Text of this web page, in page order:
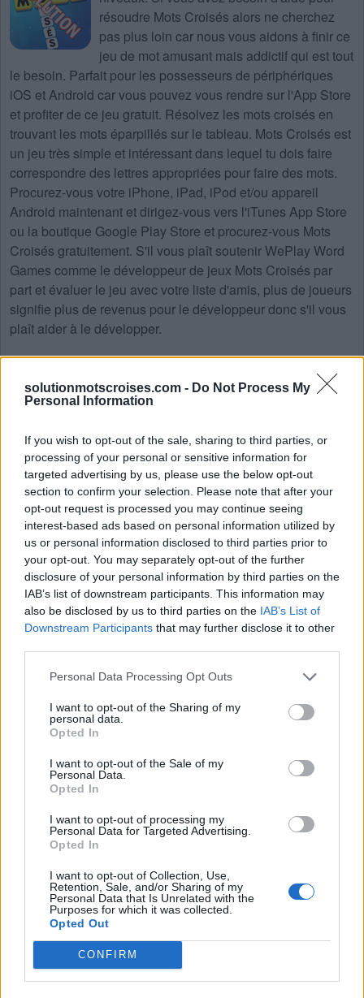
solutionmotscroises.com - Do Not Process My
Personal Information
If you wish to opt-out of the sale, sharing to third parties, or
processing of your personal or sensitive information for
targeted advertising by us, please use the below opt-out
section to confirm your selection. Please note that after your
opt-out request is processed you may continue seeing
interest-based ads based on personal information utilized by
us or personal information disclosed to third parties prior to
your opt-out. You may separately opt-out of the further
disclosure of your personal information by third parties on the
IAB’s list of downstream participants. This information may
also be disclosed by us to third parties on the IAB’s List of
Downstream Participants that may further disclose it to other
Personal Data Processing Opt Outs
I want to opt-out of the Sharing of my
personal data.
Opted In
I want to opt-out of the Sale of my
Personal Data.
Opted In
I want to opt-out of processing my
Personal Data for Targeted Advertising.
Opted In
I want to opt-out of Collection, Use,
Retention, Sale, and/or Sharing of my
Personal Data that Is Unrelated with the
Purposes for which it was collected.
Opted Out
CONFIRM
résoudre Mots Croisés alors ne cherchez
pas plus loin car nous vous aidons à finir ce
jeu de mot amusant mais addictif qui est tout
le besoin. Parfait pour les possesseurs de périphériques
iOS et Android car vous pouvez vous rendre sur l'App Store
et profiter de ce jeu gratuit. Résolvez les mots croisés en
trouvant les mots éparpillés sur le tableau. Mots Croisés est
un jeu très simple et intéressant dans lequel tu dois faire
correspondre des lettres appropriées pour faire des mots.
Procurez-vous votre iPhone, iPad, iPod et/ou appareil
Android maintenant et dirigez-vous vers l'iTunes App Store
ou la boutique Google Play Store et procurez-vous Mots
Croisés gratuitement. S'il vous plaît soutenir WePlay Word
Games comme le développeur de jeux Mots Croisés par
part et évaluer le jeu avec votre liste d'amis, plus de joueurs
signifie plus de revenus pour le développeur donc s'il vous
plaît aider à le développer.
Sponsored Links
Recherche par lettres. Entrez
toutes les lettres du puzzle:
Recherche
puzzle:
Sélectionnez votre puzzle:
Niveau 590
Lettres: MÉSNAE Mots: 7
Niveau 626
Lettres: NMEAÉS Mots: 11
Choisissez votre niveau: